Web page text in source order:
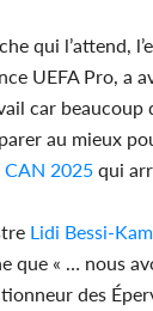
qui l’attend,
UEFA Pro, a
car beaucoup
au mieux
CAN 2025 qui
Lidi Bessi-
que « … nous
des